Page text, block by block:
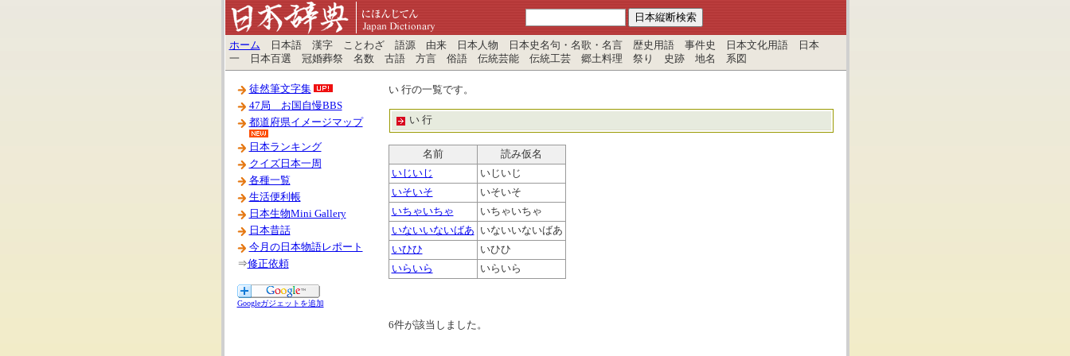
ホーム 日本語 漢字 ことわざ 語源 由来 日本人物 日本史名句・名歌・名言 歴史用語 事件史 日本文化用語 日本
一 日本百選 冠婚葬祭 名数 古語 方言 俗語 伝統芸能 伝統工芸 郷土料理 祭り 史跡 地名 系図
徒然筆文字集
47局 お国自慢BBS
都道府県イメージマップ
日本ランキング
クイズ日本一周
各種一覧
生活便利帳
日本生物Mini Gallery
日本昔話
今月の日本物語レポート
⇒修正依頼
Googleガジェットを追加
い 行の一覧です。
い 行
名前
読み仮名
いじいじ
いじいじ
いそいそ
いそいそ
いちゃいちゃ
いちゃいちゃ
いないいないばあ
いないいないばあ
いひひ
いひひ
いらいら
いらいら
6件が該当しました。